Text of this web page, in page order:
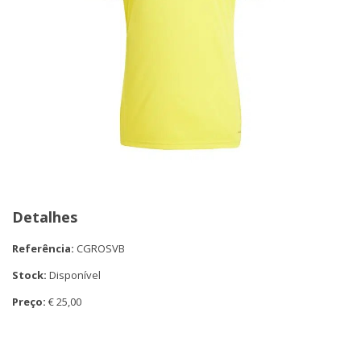
Detalhes
Referência: CGROSVB
Stock: Disponível
Preço: € 25,00